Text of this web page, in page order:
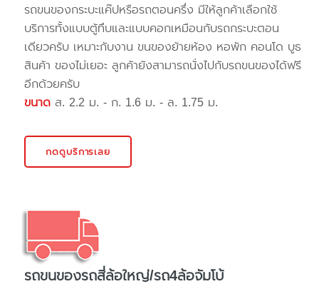
รถขนของกระบะแค๊ปหรือรถตอนครึ่ง มีให้ลูกค้าเลือกใช้
บริการทั้งแบบตู้ทึบและแบบคอกเหมือนกับรถกระบะตอน
เดียวครับ เหมาะกับงาน ขนของย้ายห้อง หอพัก คอนโด บูธ
สินค้า ของไม่เยอะ ลูกค้ายังสามารถนั่งไปกับรถขนของได้ฟรี
อีกด้วยครับ
ขนาด ส. 2.2 ม. - ก. 1.6 ม. - ล. 1.75 ม.
กดดูบริการเลย
รถขนของรถสี่ล้อใหญ่/รถ4ล้อจัมโบ้